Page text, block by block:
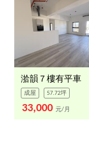
湁韻７樓有平車
成屋 57.72坪
33,000 元/月